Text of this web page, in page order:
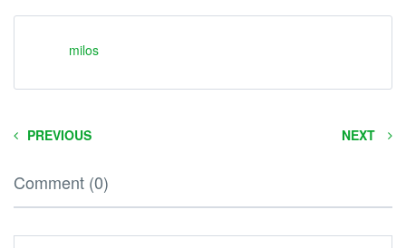
milos
PREVIOUS NEXT
Comment (0)